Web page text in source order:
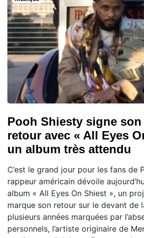
Pooh Shiesty signe son
retour avec « All Eyes
un album très attendu
C’est le grand jour pour les fans de
rappeur américain dévoile
album « All Eyes On Shiest », un
marque son retour sur le devant de
plusieurs années marquées par
personnels, l’artiste originaire de